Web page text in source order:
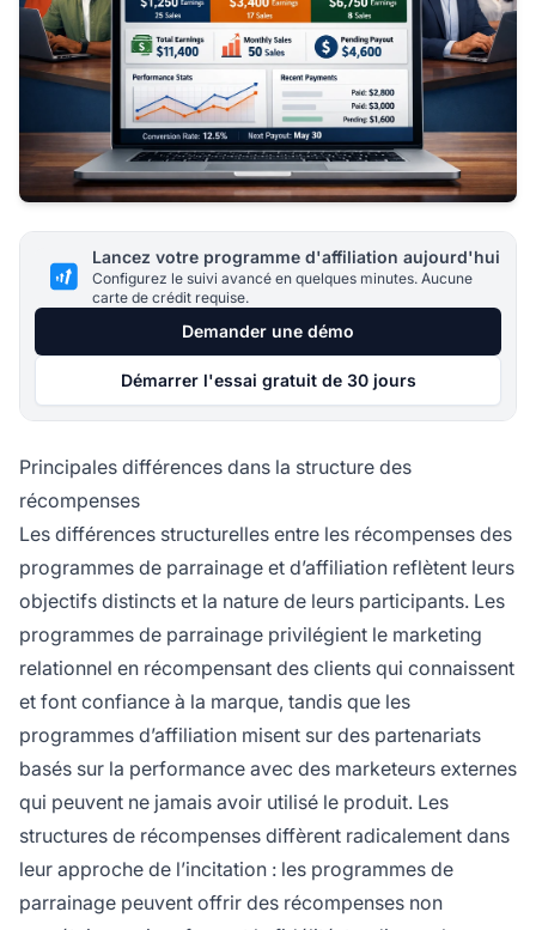
Lancez votre programme d'affiliation aujourd'hui
Configurez le suivi avancé en quelques minutes. Aucune
carte de crédit requise.
Demander une démo
Démarrer l'essai gratuit de 30 jours
Principales différences dans la structure des
récompenses
Les différences structurelles entre les récompenses des
programmes de parrainage et d’affiliation reflètent leurs
objectifs distincts et la nature de leurs participants. Les
programmes de parrainage privilégient le marketing
relationnel en récompensant des clients qui connaissent
et font confiance à la marque, tandis que les
programmes d’affiliation misent sur des partenariats
basés sur la performance avec des marketeurs externes
qui peuvent ne jamais avoir utilisé le produit. Les
structures de récompenses diffèrent radicalement dans
leur approche de l’incitation : les programmes de
parrainage peuvent offrir des récompenses non